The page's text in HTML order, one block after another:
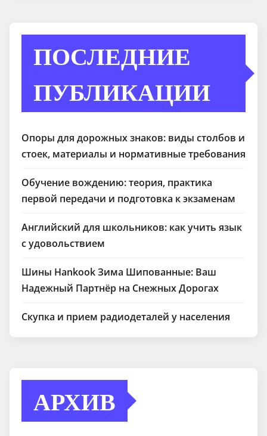
ПОСЛЕДНИЕ
ПУБЛИКАЦИИ
Опоры для дорожных знаков: виды столбов и
стоек, материалы и нормативные требования
Обучение вождению: теория, практика
первой передачи и подготовка к экзаменам
Английский для школьников: как учить язык
с удовольствием
Шины Hankook Зима Шипованные: Ваш
Надежный Партнёр на Снежных Дорогах
Скупка и прием радиодеталей у населения
АРХИВ